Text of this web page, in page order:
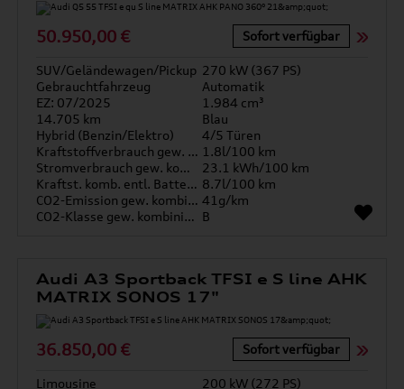
50.950,00 € Sofort verfügbar
SUV/Geländewagen/Pickup 270 kW (367 PS)
Gebrauchtfahrzeug
Automatik
EZ: 07/2025
1.984 cm³
14.705 km
Blau
Hybrid (Benzin/Elektro)
4/5 Türen
Kraftstoffverbrauch gew. kombiniert 1.8l/100 km
Stromverbrauch gew. kombiniert
23.1 kWh/100 km
Kraftst. komb. entl. Batterie 8.7l/100 km
CO2-Emission gew. kombiniert 41g/km
CO2-Klasse gew. kombiniert B
Audi A3 Sportback TFSI e S line AHK
MATRIX SONOS 17"
36.850,00 € Sofort verfügbar
Limousine 200 kW (272 PS)